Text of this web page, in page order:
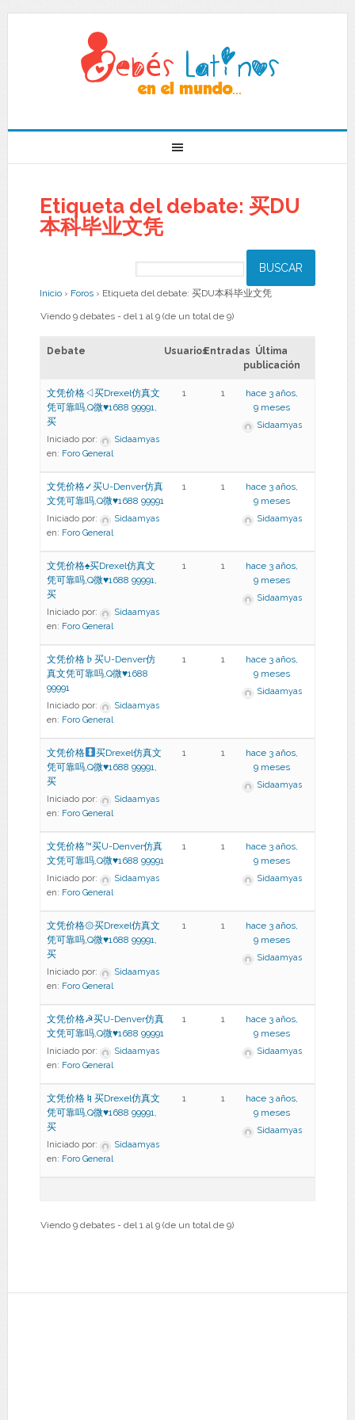
Etiqueta del debate: 买DU
本科毕业文凭
Inicio › Foros › Etiqueta del debate: 买DU本科毕业文凭
Viendo 9 debates - del 1 al 9 (de un total de 9)
Debate UsuariosEntradas Última
publicación
文凭价格◁买Drexel仿真文
凭可靠吗,Q微♥1688 99991,
买
Iniciado por:
Sidaamyas
en: Foro General
1 1
hace 3 años,
9 meses
Sidaamyas
文凭价格✓买U-Denver仿真
文凭可靠吗,Q微♥1688 99991
Iniciado por:
Sidaamyas
en: Foro General
1 1
hace 3 años,
9 meses
Sidaamyas
文凭价格♠买Drexel仿真文
凭可靠吗,Q微♥1688 99991,
买
Iniciado por:
Sidaamyas
en: Foro General
1 1
hace 3 años,
9 meses
Sidaamyas
文凭价格♭买U-Denver仿
真文凭可靠吗,Q微♥1688
99991
Iniciado por:
Sidaamyas
en: Foro General
1 1
hace 3 años,
9 meses
Sidaamyas
文凭价格
买Drexel仿真文
凭可靠吗,Q微♥1688 99991,
买
Iniciado por:
Sidaamyas
en: Foro General
1 1
hace 3 años,
9 meses
Sidaamyas
文凭价格™买U-Denver仿真
文凭可靠吗,Q微♥1688 99991
Iniciado por:
Sidaamyas
en: Foro General
1 1
hace 3 años,
9 meses
Sidaamyas
文凭价格۞买Drexel仿真文
凭可靠吗,Q微♥1688 99991,
买
Iniciado por:
Sidaamyas
en: Foro General
1 1
hace 3 años,
9 meses
Sidaamyas
文凭价格☭买U-Denver仿真
文凭可靠吗,Q微♥1688 99991
Iniciado por:
Sidaamyas
en: Foro General
1 1
hace 3 años,
9 meses
Sidaamyas
文凭价格♮买Drexel仿真文
凭可靠吗,Q微♥1688 99991,
买
Iniciado por:
Sidaamyas
en: Foro General
1 1
hace 3 años,
9 meses
Sidaamyas
Viendo 9 debates - del 1 al 9 (de un total de 9)